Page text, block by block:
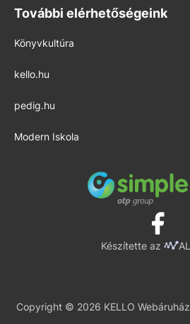
További elérhetőségeink
Könyvkultúra
kello.hu
pedig.hu
Modern Iskola
Készítette az
Copyright © 2026 KELLO